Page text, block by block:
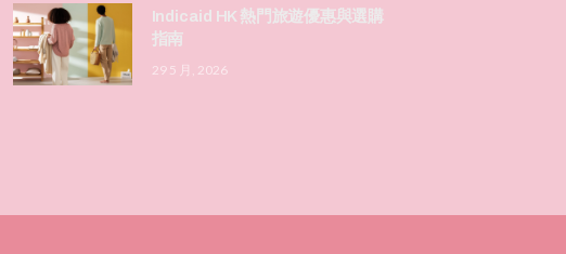
Indicaid HK 熱門旅遊優惠與選購
指南
29 5 月, 2026